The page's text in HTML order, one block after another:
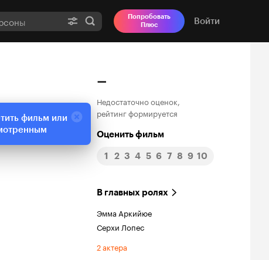
Попробовать
Плюс
Войти
–
Недостаточно оценок,
рейтинг формируется
Оценить фильм
1 2 3 4 5 6 7 8 9 10
В главных ролях
Эмма Аркийюе
Серхи Лопес
2 актера
фильм или